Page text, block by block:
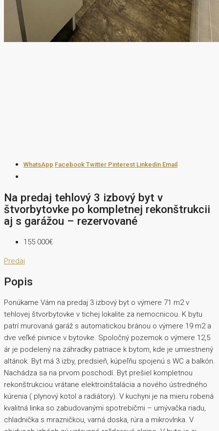
WhatsApp Facebook Twitter Pinterest Linkedin Email
Na predaj tehlový 3 izbový byt v
štvorbytovke po kompletnej rekonštrukcii
aj s garážou – rezervované
155 000€
Predaj
Popis
Ponúkame Vám na predaj 3 izbový byt o výmere 71 m2 v
tehlovej štvorbytovke v tichej lokalite za nemocnicou. K bytu
patrí murovaná garáž s automatickou bránou o výmere 19 m2 a
dve veľké pivnice v bytovke. Spoločný pozemok o výmere 12,5
ár je podelený na záhradky patriace k bytom, kde je umiestnený
altánok. Byt má 3 izby, predsieň, kúpeľňu spojenú s WC a balkón.
Nachádza sa na prvom poschodí. Byt prešiel kompletnou
rekonštrukciou vrátane elektroinštalácia a nového ústredného
kúrenia ( plynový kotol a radiátory). V kuchyni je na mieru robená
kvalitná linka so zabudovanými spotrebičmi – umývačka riadu,
chladnička s mrazničkou, varná doska, rúra a mikrovlnka. V